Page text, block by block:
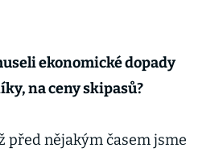
ekonomické dopady
na ceny skipasů?
před nějakým časem jsme